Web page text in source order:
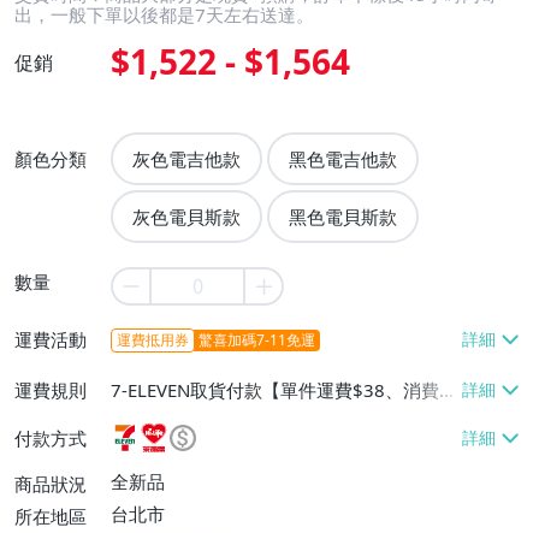
出，一般下單以後都是7天左右送達。
促銷 $1,522 - $1,564
顏色分類 灰色電吉他款 黑色電吉他款
灰色電貝斯款 黑色電貝斯款
數量
運費活動 運費抵用券 驚喜加碼7-11免運
運費規則
7-ELEVEN取貨付款【單件運費$38、消費滿
$990免運費】、萊爾富取貨付款【單件運
費$60、消費滿$990免運費】、宅配/貨運
【單件運費$80、消費滿$990免運費】
付款方式
商品狀況
全新品
所在地區
台北市